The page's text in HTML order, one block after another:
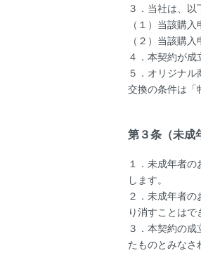
３．当社は、
（１）当該購
（２）当該購
４．本契約が
５．オリジナ
交換の条件は「
第３条（未成
１．未成年者
します。
２．未成年者
り消すことはで
３．本契約の
たものとみなさ